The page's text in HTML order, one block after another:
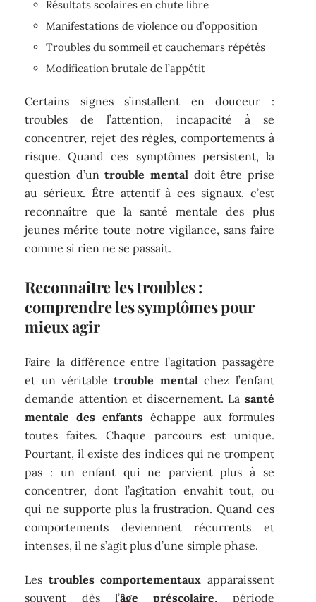
Résultats scolaires en chute libre
Manifestations de violence ou d’opposition
Troubles du sommeil et cauchemars répétés
Modification brutale de l’appétit
Certains signes s’installent en douceur :
troubles de l’attention, incapacité à se
concentrer, rejet des règles, comportements à
risque. Quand ces symptômes persistent, la
question d’untrouble mental doit être prise
au sérieux. Être attentif à ces signaux, c’est
reconnaître que la santé mentale des plus
jeunes mérite toute notre vigilance, sans faire
comme si rien ne se passait.
Reconnaître les troubles :
comprendre les symptômes pour
mieux agir
Faire la différence entre l’agitation passagère
et un véritable trouble mentalchez l’enfant
demande attention et discernement. La santé
mentale des enfants échappe aux formules
toutes faites. Chaque parcours est unique.
Pourtant, il existe des indices qui ne trompent
pas : un enfant qui ne parvient plus à se
concentrer, dont l’agitation envahit tout, ou
qui ne supporte plus la frustration. Quand ces
comportements deviennent récurrents et
intenses, il ne s’agit plus d’une simple phase.
Les troubles comportementaux apparaissent
souvent dès l’âge préscolaire, période